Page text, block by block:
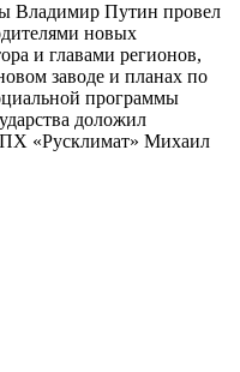
Владимир Путин провел
новых
и главами регионов,
заводе и планах по
программы
доложил
«Русклимат» Михаил